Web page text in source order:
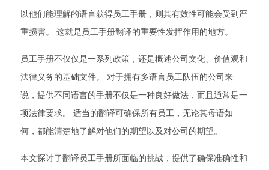
以他们能理解的语言获得员工手册，则其有效性可能会受到严
重损害。 这就是员工手册翻译的重要性发挥作用的地方。
员工手册不仅仅是一系列政策，还是概述公司文化、价值观和
法律义务的基础文件。 对于拥有多语言员工队伍的公司来
说，提供不同语言的手册不仅是一种良好做法，而且通常是一
项法律要求。 适当的翻译可确保所有员工，无论其母语如
何，都能清楚地了解对他们的期望以及对公司的期望。
本文探讨了翻译员工手册所面临的挑战，提供了确保准确性和